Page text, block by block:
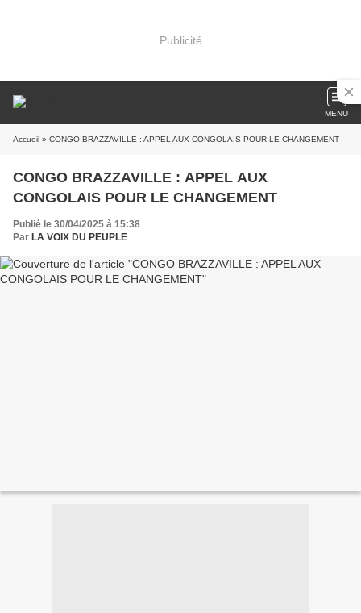
Publicité
MENU
Accueil » CONGO BRAZZAVILLE : APPEL AUX CONGOLAIS POUR LE CHANGEMENT
CONGO BRAZZAVILLE : APPEL AUX
CONGOLAIS POUR LE CHANGEMENT
Publié le 30/04/2025 à 15:38
Par LA VOIX DU PEUPLE